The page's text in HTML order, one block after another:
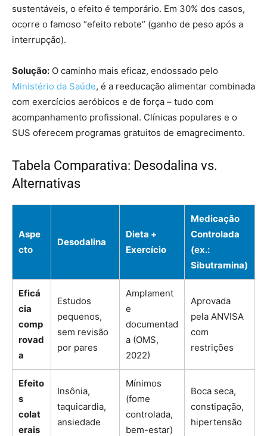
sustentáveis, o efeito é temporário. Em 30% dos casos,
ocorre o famoso “efeito rebote” (ganho de peso após a
interrupção).
Solução: O caminho mais eficaz, endossado pelo
Ministério da Saúde, é a reeducação alimentar combinada
com exercícios aeróbicos e de força – tudo com
acompanhamento profissional. Clínicas populares e o
SUS oferecem programas gratuitos de emagrecimento.
Tabela Comparativa: Desodalina vs.
Alternativas
Aspe
cto
Desodalina
Dieta +
Exercício
Medicação
Controlada
(ex.:
Sibutramina)
Eficá
cia
comp
rovad
a
Estudos
pequenos,
sem revisão
por pares
Amplament
e
documentad
a (OMS,
2022)
Aprovada
pela ANVISA
com
restrições
Efeito
s
colat
erais
Insônia,
taquicardia,
ansiedade
Mínimos
(fome
controlada,
bem-estar)
Boca seca,
constipação,
hipertensão